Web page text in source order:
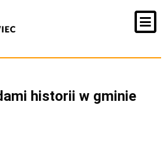
historii w gminie